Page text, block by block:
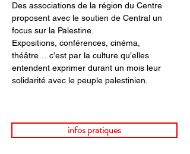
Des associations de la région du Centre
proposent avec le soutien de Central un
focus sur la Palestine.
Expositions, conférences, cinéma,
théâtre… c’est par la culture qu’elles
entendent exprimer durant un mois leur
solidarité avec le peuple palestinien.
infos pratiques